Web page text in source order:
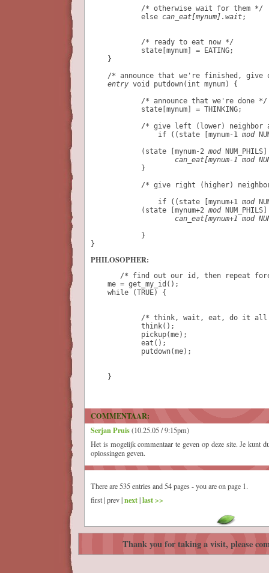
            /* otherwise wait for them */
            else
can_eat[mynum].wait;
            /* ready to eat now */
            state[mynum] = EATING;
    }
/* announce that we're finished, give
entry void putdown(int mynum) {
            /* announce that we're done */
            state[mynum] = THINKING;
/* give left (lower) neighbor
if ((state [ mynum-1 mod
            (state [mynum-2
mod
can_eat[mynum-1 mod
            }
/* give right (higher)
                if ((state [
mynum+1 mod
            (state [mynum+2
mod
can_eat[mynum+1 mod
            }
}
PHILOSOPHER:
/* find out our id, then repeat
    me = get_my_id();
    while (TRUE) {
/* think, wait, eat, do it
            think();
            pickup(me);
            eat();
            putdown(me);
    }
COMMENTAAR:
Serjan Pruis(10.25.05 / 9:15pm)
Het is mogelijk commentaar te geven op deze site. Je kunt
oplossingen geven.
There are 535 entries and 54 pages - you are on page 1.
first | prev |next|last >>
Thank you for taking a visit, please